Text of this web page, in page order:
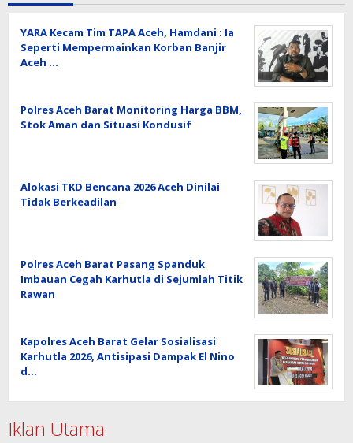
YARA Kecam Tim TAPA Aceh, Hamdani : Ia
Seperti Mempermainkan Korban Banjir
Aceh …
Polres Aceh Barat Monitoring Harga BBM,
Stok Aman dan Situasi Kondusif
Alokasi TKD Bencana 2026 Aceh Dinilai
Tidak Berkeadilan
Polres Aceh Barat Pasang Spanduk
Imbauan Cegah Karhutla di Sejumlah Titik
Rawan
Kapolres Aceh Barat Gelar Sosialisasi
Karhutla 2026, Antisipasi Dampak El Nino
d…
Iklan Utama